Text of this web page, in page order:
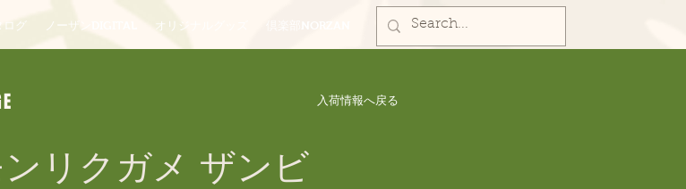
グ ノーザンDIGITAL オリジナルグッズ
入荷情報へ戻る
リクガメ ザンビ